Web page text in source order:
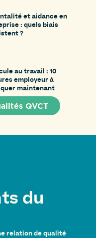
et aidance en
: quels biais
?
au travail : 10
employeur à
maintenant
QVCT
du
relation de qualité